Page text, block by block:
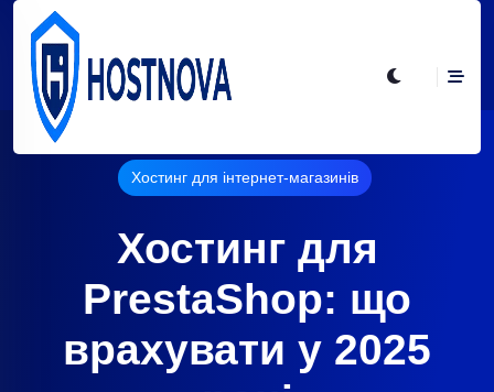
Хостинг для інтернет-магазинів
Хостинг для
PrestaShop: що
врахувати у 2025